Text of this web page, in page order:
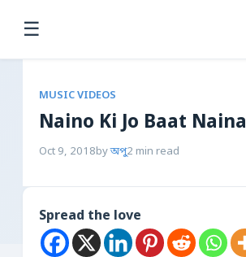
☰
MUSIC VIDEOS
Naino Ki Jo Baat Naina
Oct 9, 2018byঅপু2 min read
Spread the love